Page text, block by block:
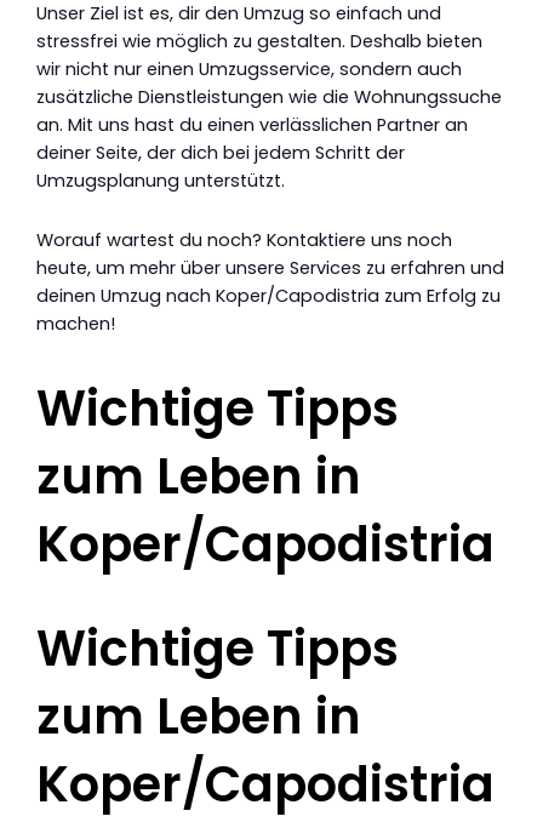
Unser Ziel ist es, dir den Umzug so einfach und
stressfrei wie möglich zu gestalten. Deshalb bieten
wir nicht nur einen Umzugsservice, sondern auch
zusätzliche Dienstleistungen wie die Wohnungssuche
an. Mit uns hast du einen verlässlichen Partner an
deiner Seite, der dich bei jedem Schritt der
Umzugsplanung unterstützt.
Worauf wartest du noch? Kontaktiere uns noch
heute, um mehr über unsere Services zu erfahren und
deinen Umzug nach Koper/Capodistria zum Erfolg zu
machen!
Wichtige Tipps
zum Leben in
Koper/Capodistria
Wichtige Tipps
zum Leben in
Koper/Capodistria